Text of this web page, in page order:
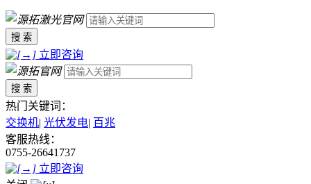
搜 索
立即咨询
搜 索
热门关键词：
交换机| 光伏发电| 百兆
客服热线：
0755-26641737
立即咨询